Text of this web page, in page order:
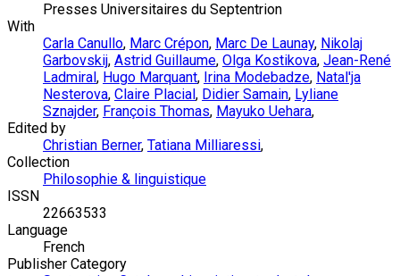
Presses Universitaires du Septentrion
With
Carla Canullo, Marc Crépon, Marc De Launay, Nikolaj
Garbovskij, Astrid Guillaume, Olga Kostikova, Jean-René
Ladmiral , Hugo Marquant, Irina Modebadze, Natal'ja
Nesterova, Claire Placial , Didier Samain, Lyliane
Sznajder, François Thomas, Mayuko Uehara,
Edited by
Christian Berner, Tatiana Milliaressi,
Collection
Philosophie & linguistique
ISSN
22663533
Language
French
Publisher Category